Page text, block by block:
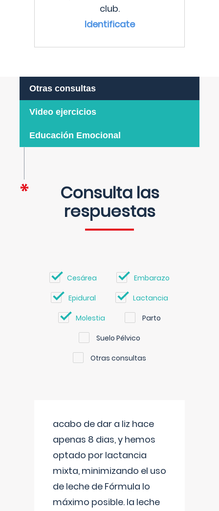
club.
Identificate
Otras consultas
Video ejercicios
Educación Emocional
Consulta las
respuestas
Cesárea Embarazo
Epidural Lactancia
Molestia Parto
Suelo Pélvico
Otras consultas
acabo de dar a liz hace
apenas 8 dias, y hemos
optado por lactancia
mixta, minimizando el uso
de leche de Fórmula lo
máximo posible. la leche